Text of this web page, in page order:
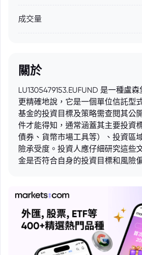
成交量
關於
LU1305479153.EUFUND 是一種盧
更精確地說，它是一個單位信託型
基金的投資目標及策略需查閱其公
件才能得知，通常涵蓋其主要投資
債券、貨幣市場工具等）、投資區
險承受度。投資人應仔細研究這些
金是否符合自身的投資目標和風險